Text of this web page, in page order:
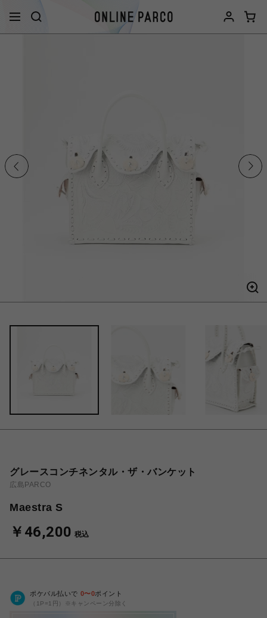
グレースコンチネンタル・ザ・バンケット
広島PARCO
Maestra S
￥46,200 税込
ポケパル払いで 0〜0ポイント
（1P=1円）※キャンペーン分除く